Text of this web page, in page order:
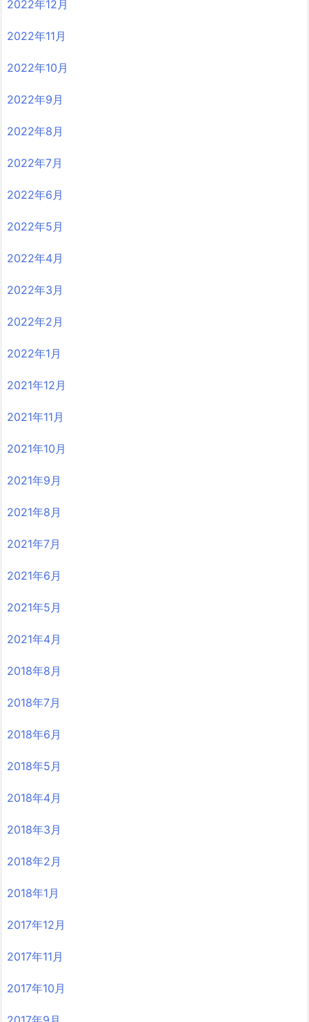
2022年12月
2022年11月
2022年10月
2022年9月
2022年8月
2022年7月
2022年6月
2022年5月
2022年4月
2022年3月
2022年2月
2022年1月
2021年12月
2021年11月
2021年10月
2021年9月
2021年8月
2021年7月
2021年6月
2021年5月
2021年4月
2018年8月
2018年7月
2018年6月
2018年5月
2018年4月
2018年3月
2018年2月
2018年1月
2017年12月
2017年11月
2017年10月